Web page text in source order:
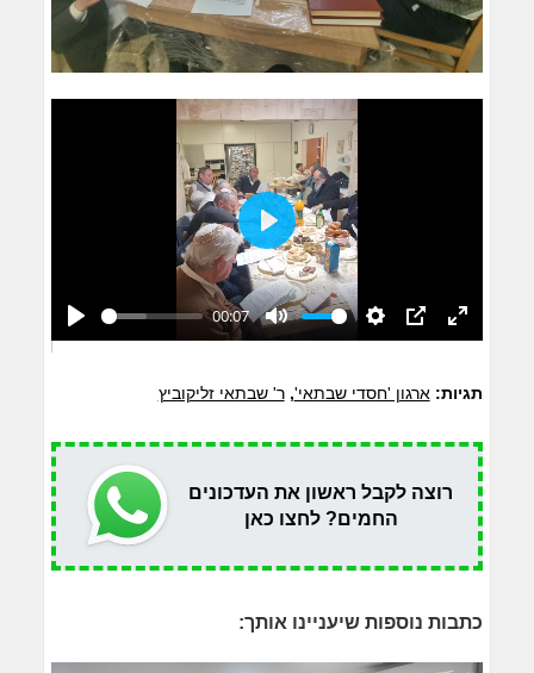
Play
00:07
Mute Settings PIPEnter
Play
תגיות:ארגון 'חסדי שבתאי',ר' שבתאי זליקוביץ
רוצה לקבל ראשון את העדכונים
החמים? לחצו כאן
כתבות נוספות שיעניינו אותך: